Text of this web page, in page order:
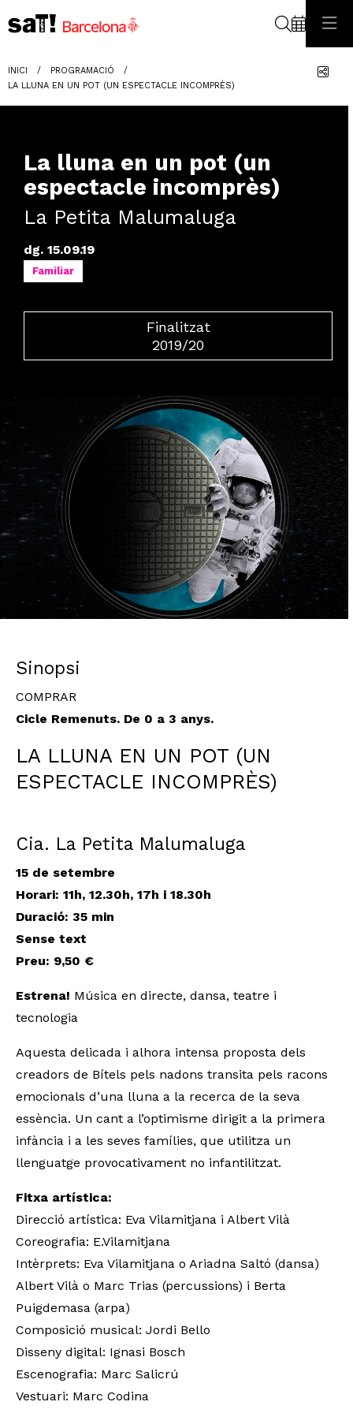
INICI
PROGRAMACIÓ
LA LLUNA EN UN POT (UN ESPECTACLE INCOMPRÈS)
La lluna en un pot (un
espectacle incomprès)
La Petita Malumaluga
dg. 15.09.19
Familiar
Finalitzat
2019/20
Sinopsi
COMPRAR
Cicle Remenuts. De 0 a 3 anys.
LA LLUNA EN UN POT (UN
ESPECTACLE INCOMPRÈS)
Cia. La Petita Malumaluga
15 de setembre
Horari: 11h, 12.30h, 17h i 18.30h
Duració: 35 min
Sense text
Preu: 9,50 €
Estrena! Música en directe, dansa, teatre i
tecnologia
Aquesta delicada i alhora intensa proposta dels
creadors de Bítels pels nadons transita pels racons
emocionals d’una lluna a la recerca de la seva
essència. Un cant a l’optimisme dirigit a la primera
infància i a les seves famílies, que utilitza un
llenguatge provocativament no infantilitzat.
Fitxa artística:
Direcció artística: Eva Vilamitjana i Albert Vilà
Coreografia: E.Vilamitjana
Intèrprets: Eva Vilamitjana o Ariadna Saltó (dansa)
Albert Vilà o Marc Trias (percussions) i Berta
Puigdemasa (arpa)
Composició musical: Jordi Bello
Disseny digital: Ignasi Bosch
Escenografia: Marc Salicrú
Vestuari: Marc Codina